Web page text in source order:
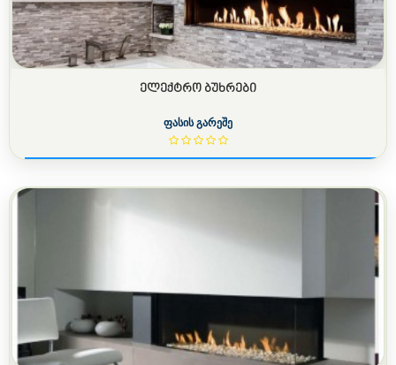
ᲔᲚᲔᲥᲢᲠᲝ ᲑᲣᲮᲠᲔᲑᲘ
ფასის გარეშე